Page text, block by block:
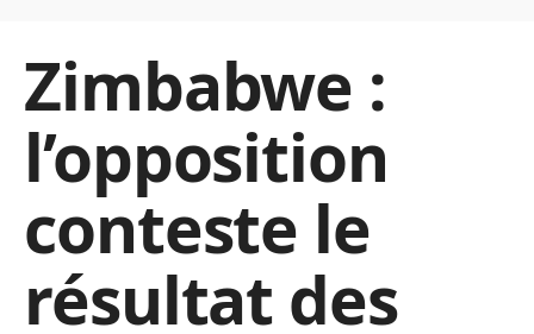
Zimbabwe :
l’opposition
conteste le
résultat des